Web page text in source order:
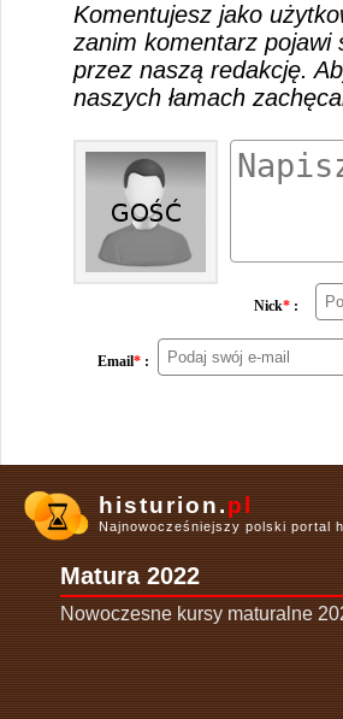
Komentujesz jako
zanim komentarz pojawi
przez naszą redakcję.
naszych łamach
Nick* :
Email* :
histurion.pl
Najnowocześniejszy polski portal
Matura 2022
Nowoczesne kursy maturalne